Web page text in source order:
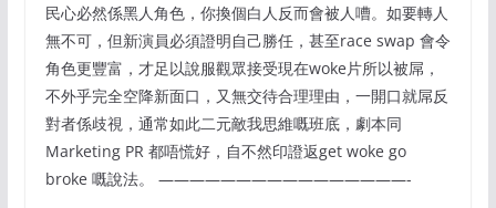
民心必然係黑人角色，你換個白人反而會被人嘈。如要轉人
無不可，但新演員必須證明自己勝任，甚至race swap 會令
角色更豐富，才足以說服觀眾接受現在woke片所以被屌，
不外乎完全空降新面口，又無交待合理理由，一開口就屌反
對者係歧視，通常如此二元敵我思維嘅班底，劇本同
Marketing PR 都唔慌好，自不然印證返get woke go
broke 嘅說法。 ————————————————-